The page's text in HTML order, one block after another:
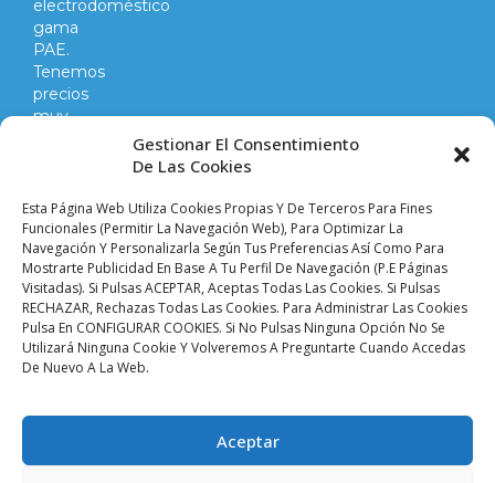
Gestionar El Consentimiento
De Las Cookies
Esta Página Web Utiliza Cookies Propias Y De Terceros Para Fines
Funcionales (permitir La Navegación Web), Para Optimizar La
Navegación Y Personalizarla Según Tus Preferencias Así Como Para
Mostrarte Publicidad En Base A Tu Perfil De Navegación (p.e Páginas
Visitadas). Si Pulsas ACEPTAR, Aceptas Todas Las Cookies. Si Pulsas
RECHAZAR, Rechazas Todas Las Cookies. Para Administrar Las Cookies
Pulsa En CONFIGURAR COOKIES. Si No Pulsas Ninguna Opción No Se
Utilizará Ninguna Cookie Y Volveremos A Preguntarte Cuando Accedas
De Nuevo A La Web.
Aceptar
electrodoméstico
gama
PAE.
Tenemos
precios
muy
competitivos
lo
que
hacemos
y
vendemos.
Aviso legal |
Condiciones de venta y envíos |